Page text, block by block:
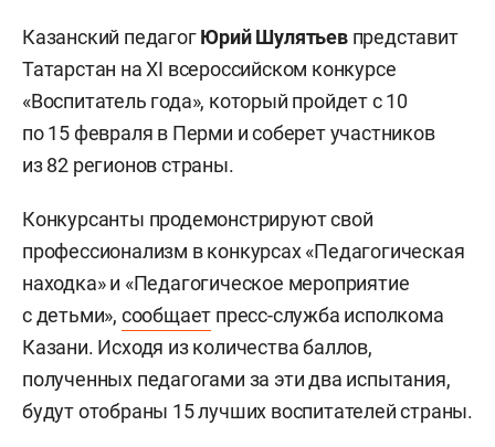
Казанский педагогЮрий Шулятьевпредставит
Татарстан на XI всероссийском конкурсе
«Воспитатель года», который пройдет с 10
по 15 февраля в Перми и соберет участников
из 82 регионов страны.
Конкурсанты продемонстрируют свой
профессионализм в конкурсах «Педагогическая
находка» и «Педагогическое мероприятие
с детьми», сообщает пресс-служба исполкома
Казани. Исходя из количества баллов,
полученных педагогами за эти два испытания,
будут отобраны 15 лучших воспитателей страны.